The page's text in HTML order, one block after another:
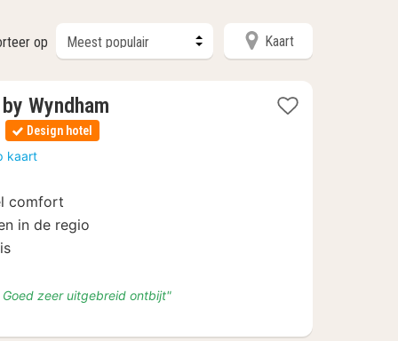
op Kaart
Wyndham
Design hotel
kaart
comfort
in de regio
zeer uitgebreid ontbijt"